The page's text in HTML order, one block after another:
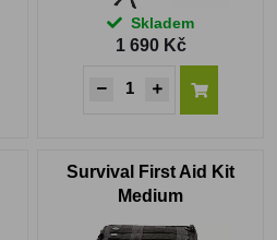
Skladem
1 690 Kč
Survival First Aid Kit
Medium